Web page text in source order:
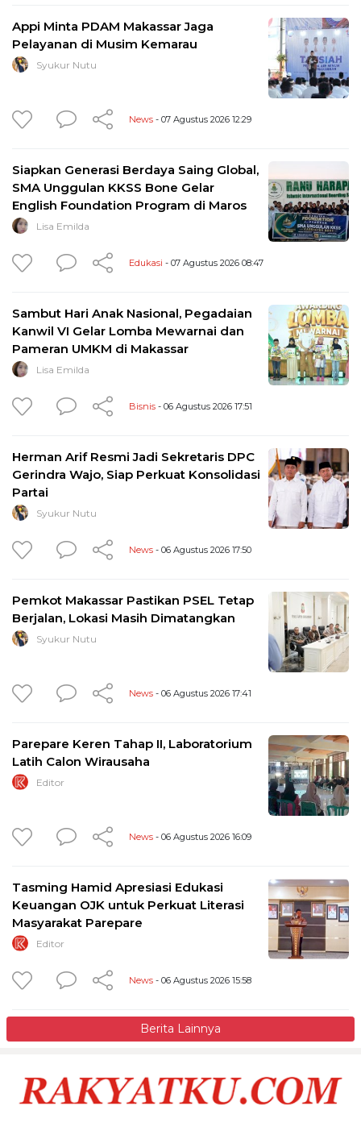
Appi Minta PDAM Makassar Jaga
Pelayanan di Musim Kemarau
Syukur Nutu
News - 07 Agustus 2026 12:29
Siapkan Generasi Berdaya Saing Global,
SMA Unggulan KKSS Bone Gelar
English Foundation Program di Maros
Lisa Emilda
Edukasi - 07 Agustus 2026 08:47
Sambut Hari Anak Nasional, Pegadaian
Kanwil VI Gelar Lomba Mewarnai dan
Pameran UMKM di Makassar
Lisa Emilda
Bisnis - 06 Agustus 2026 17:51
Herman Arif Resmi Jadi Sekretaris DPC
Gerindra Wajo, Siap Perkuat Konsolidasi
Partai
Syukur Nutu
News - 06 Agustus 2026 17:50
Pemkot Makassar Pastikan PSEL Tetap
Berjalan, Lokasi Masih Dimatangkan
Syukur Nutu
News - 06 Agustus 2026 17:41
Parepare Keren Tahap II, Laboratorium
Latih Calon Wirausaha
Editor
News - 06 Agustus 2026 16:09
Tasming Hamid Apresiasi Edukasi
Keuangan OJK untuk Perkuat Literasi
Masyarakat Parepare
Editor
News - 06 Agustus 2026 15:58
Berita Lainnya